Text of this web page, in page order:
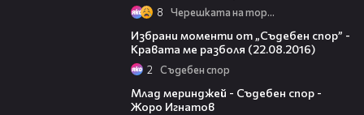
8 Черешката на тортата
Избрани моменти от „Съдебен спор” -
Кравата ме разболя (22.08.2016)
2 Съдебен спор
Млад меринджей - Съдебен спор -
Жоро Игнатов